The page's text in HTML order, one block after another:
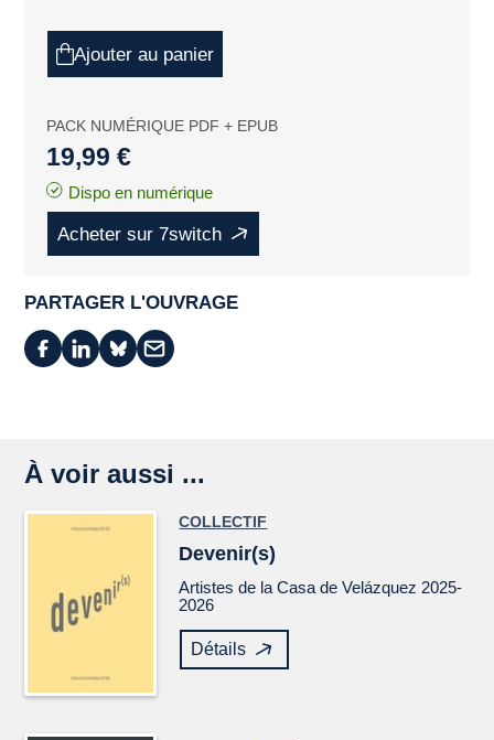
Ajouter au panier
PACK NUMÉRIQUE PDF + EPUB
19,99 €
Dispo en numérique
Acheter sur 7switch
PARTAGER L'OUVRAGE
À voir aussi ...
COLLECTIF
Devenir(s)
Artistes de la Casa de Velázquez 2025-
2026
Détails